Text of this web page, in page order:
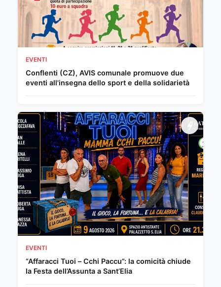
EVENTI
Conflenti (CZ), AVIS comunale promuove due
eventi all'insegna dello sport e della solidarietà
EVENTI
“Affaracci Tuoi – Cchi Paccu”: la comicità chiude
la Festa dell’Assunta a Sant’Elia